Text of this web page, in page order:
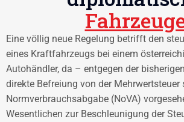
Eine völlig neue Regelung betrifft den
eines Kraftfahrzeugs bei einem
Autohändler, da – entgegen der
direkte Befreiung von der Mehrwertsteuer
Normverbrauchsabgabe (NoVA)
Wesentlichen zur Beschleunigung der